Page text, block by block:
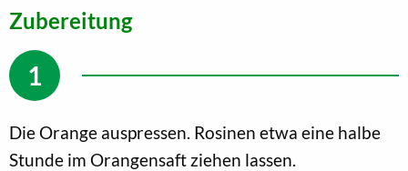
Zubereitung
Die Orange auspressen. Rosinen etwa eine halbe
Stunde im Orangensaft ziehen lassen.